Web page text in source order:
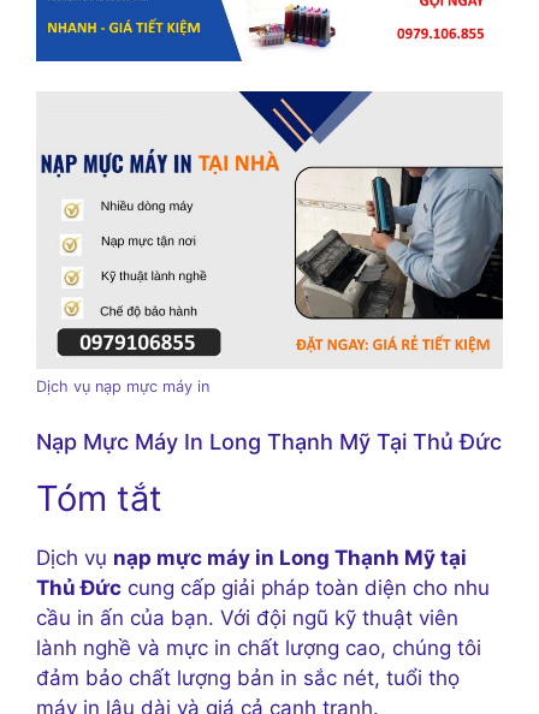
Dịch vụ nạp mực máy in
Nạp Mực Máy In Long Thạnh Mỹ Tại Thủ Đức
Tóm tắt
Dịch vụ nạp mực máy in Long Thạnh Mỹ tại
Thủ Đức cung cấp giải pháp toàn diện cho nhu
cầu in ấn của bạn. Với đội ngũ kỹ thuật viên
lành nghề và mực in chất lượng cao, chúng tôi
đảm bảo chất lượng bản in sắc nét, tuổi thọ
máy in lâu dài và giá cả cạnh tranh.